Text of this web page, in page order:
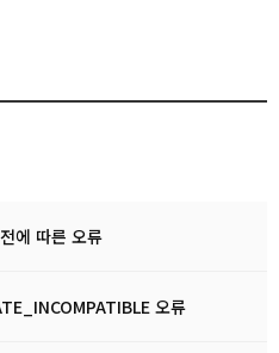
에 따른 오류
오류